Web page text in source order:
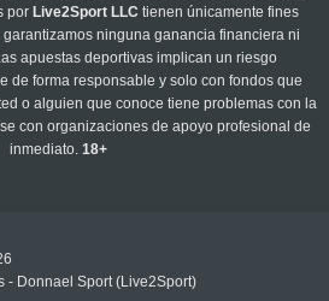
por Live2Sport LLC tienen únicamente fines
ninguna ganancia financiera ni
apuestas deportivas implican un riesgo
de forma responsable y solo con fondos que
o alguien que conoce tiene problemas con la
con organizaciones de apoyo profesional de
inmediato.18+
- Donnael Sport (Live2Sport)